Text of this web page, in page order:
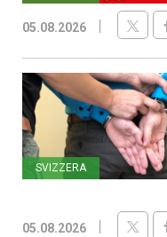
05.08.2026
SVIZZERA
05.08.2026